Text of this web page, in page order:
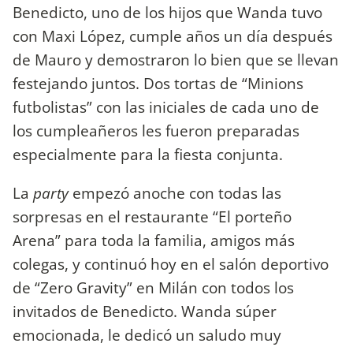
Benedicto, uno de los hijos que Wanda tuvo
con Maxi López, cumple años un día después
de Mauro y demostraron lo bien que se llevan
festejando juntos. Dos tortas de “Minions
futbolistas” con las iniciales de cada uno de
los cumpleañeros les fueron preparadas
especialmente para la fiesta conjunta.
La partyempezó anoche con todas las
sorpresas en el restaurante “El porteño
Arena” para toda la familia, amigos más
colegas, y continuó hoy en el salón deportivo
de “Zero Gravity” en Milán con todos los
invitados de Benedicto. Wanda súper
emocionada, le dedicó un saludo muy